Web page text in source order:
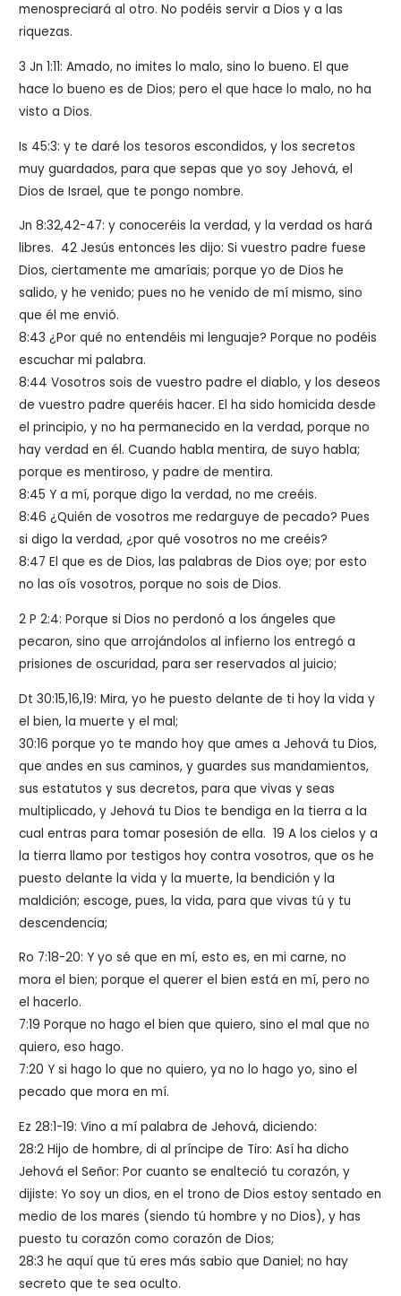
menospreciará al otro. No podéis servir a Dios y a las
riquezas.
3 Jn 1:11: Amado, no imites lo malo, sino lo bueno. El que
hace lo bueno es de Dios; pero el que hace lo malo, no ha
visto a Dios.
Is 45:3: y te daré los tesoros escondidos, y los secretos
muy guardados, para que sepas que yo soy Jehová, el
Dios de Israel, que te pongo nombre.
Jn 8:32,42-47: y conoceréis la verdad, y la verdad os hará
libres. 42 Jesús entonces les dijo:Si vuestro padre fuese
Dios, ciertamente me amaríais; porque yo de Dios he
salido, y he venido; pues no he venido de mí mismo, sino
que él me envió.
8:43¿Por qué no entendéis mi lenguaje? Porque no podéis
escuchar mi palabra.
8:44Vosotros sois de vuestro padre el diablo, y los deseos
de vuestro padre queréis hacer. El ha sido homicida desde
el principio, y no ha permanecido en la verdad, porque no
hay verdad en él. Cuando habla mentira, de suyo habla;
porque es mentiroso, y padre de mentira.
8:45Y a mí, porque digo la verdad, no me creéis.
8:46¿Quién de vosotros me redarguye de pecado? Pues
si digo la verdad, ¿por qué vosotros no me creéis?
8:47El que es de Dios, las palabras de Dios oye; por esto
no las oís vosotros, porque no sois de Dios.
2 P 2:4: Porque si Dios no perdonó a los ángeles que
pecaron, sino que arrojándolos al infierno los entregó a
prisiones de oscuridad, para ser reservados al juicio;
Dt 30:15,16,19: Mira, yo he puesto delante de ti hoy la vida y
el bien, la muerte y el mal;
30:16 porque yo te mando hoy que ames a Jehová tu Dios,
que andes en sus caminos, y guardes sus mandamientos,
sus estatutos y sus decretos, para que vivas y seas
multiplicado, y Jehová tu Dios te bendiga en la tierra a la
cual entras para tomar posesión de ella. 19 A los cielos y a
la tierra llamo por testigos hoy contra vosotros, que os he
puesto delante la vida y la muerte, la bendición y la
maldición; escoge, pues, la vida, para que vivas tú y tu
descendencia;
Ro 7:18-20: Y yo sé que en mí, esto es, en mi carne, no
mora el bien; porque el querer el bien está en mí, pero no
el hacerlo.
7:19 Porque no hago el bien que quiero, sino el mal que no
quiero, eso hago.
7:20 Y si hago lo que no quiero, ya no lo hago yo, sino el
pecado que mora en mí.
Ez 28:1-19: Vino a mí palabra de Jehová, diciendo:
28:2 Hijo de hombre, di al príncipe de Tiro: Así ha dicho
Jehová el Señor: Por cuanto se enalteció tu corazón, y
dijiste: Yo soy un dios, en el trono de Dios estoy sentado en
medio de los mares (siendo tú hombre y no Dios), y has
puesto tu corazón como corazón de Dios;
28:3 he aquí que tú eres más sabio que Daniel; no hay
secreto que te sea oculto.